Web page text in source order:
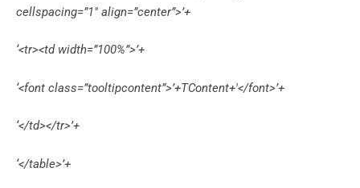
cellspacing=”1″ align=”center”>’+
‘<tr><td width=”100%”>’+
‘<font class=”tooltipcontent”>’+TContent+'</font>’+
‘</td></tr>’+
‘</table>’+